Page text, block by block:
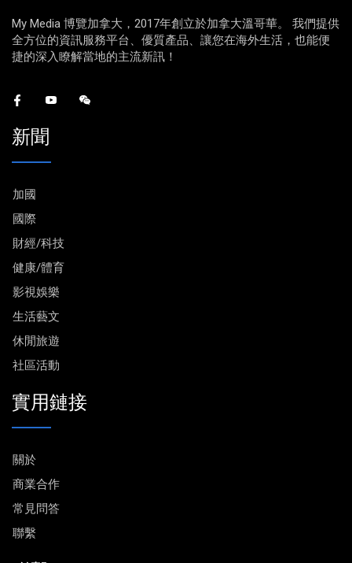
My Media 博覽加拿大，2017年創立於加拿大溫哥華。 我們提供
全方位的資訊服務平台、優質產品、讓您在海外生活，也能便
捷的深入瞭解當地的主流新訊！
新聞
加國
國際
財經/科技
健康/體育
影視娛樂
生活藝文
休閒旅遊
社區活動
實用鏈接
關於
商業合作
常見問答
聯繫